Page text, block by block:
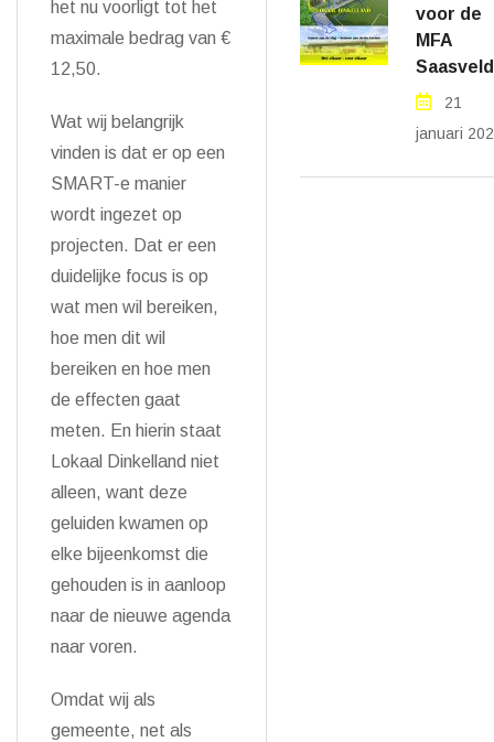
het nu voorligt tot het
maximale bedrag van €
12,50.
Wat wij belangrijk
vinden is dat er op een
SMART-e manier
wordt ingezet op
projecten. Dat er een
duidelijke focus is op
wat men wil bereiken,
hoe men dit wil
bereiken en hoe men
de effecten gaat
meten. En hierin staat
Lokaal Dinkelland niet
alleen, want deze
geluiden kwamen op
elke bijeenkomst die
gehouden is in aanloop
naar de nieuwe agenda
naar voren.
Omdat wij als
gemeente, net als
voor de
MFA
21
januari